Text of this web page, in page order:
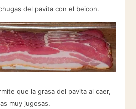
del pavita con el beicon.
que la grasa del pavita al caer,
muy jugosas.